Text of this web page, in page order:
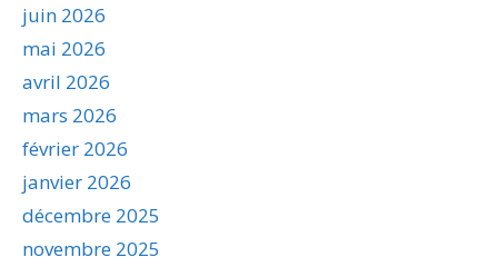
juin 2026
mai 2026
avril 2026
mars 2026
février 2026
janvier 2026
décembre 2025
novembre 2025